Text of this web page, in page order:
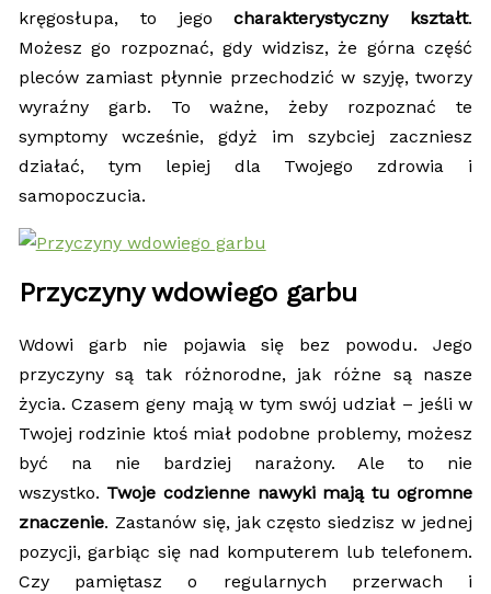
kręgosłupa, to jegocharakterystyczny kształt.
Możesz go rozpoznać, gdy widzisz, że górna część
pleców zamiast płynnie przechodzić w szyję, tworzy
wyraźny garb. To ważne, żeby rozpoznać te
symptomy wcześnie, gdyż im szybciej zaczniesz
działać, tym lepiej dla Twojego zdrowia i
samopoczucia.
Przyczyny wdowiego garbu
Wdowi garb nie pojawia się bez powodu. Jego
przyczyny są tak różnorodne, jak różne są nasze
życia. Czasem geny mają w tym swój udział – jeśli w
Twojej rodzinie ktoś miał podobne problemy, możesz
być na nie bardziej narażony. Ale to nie
wszystko. Twoje codzienne nawyki mają tu ogromne
znaczenie. Zastanów się, jak często siedzisz w jednej
pozycji, garbiąc się nad komputerem lub telefonem.
Czy pamiętasz o regularnych przerwach i